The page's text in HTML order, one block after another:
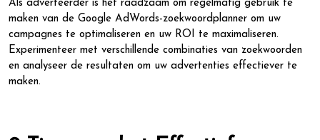
Als adverteerder is het raadzaam om regelmatig gebruik te
maken van de Google AdWords-zoekwoordplanner om uw
campagnes te optimaliseren en uw ROI te maximaliseren.
Experimenteer met verschillende combinaties van zoekwoorden
en analyseer de resultaten om uw advertenties effectiever te
maken.